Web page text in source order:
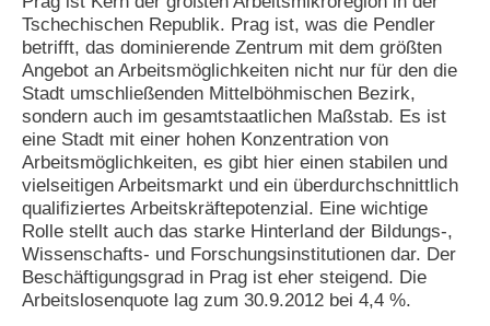
P
s
s
o
r
t
*
Tschechischen Republik. Prag ist, was die Pendler
betrifft, das dominierende Zentrum mit dem größten
Angebot an Arbeitsmöglichkeiten nicht nur für den die
Stadt umschließenden Mittelböhmischen Bezirk,
sondern auch im gesamtstaatlichen Maßstab. Es ist
eine Stadt mit einer hohen Konzentration von
Arbeitsmöglichkeiten, es gibt hier einen stabilen und
vielseitigen Arbeitsmarkt und ein überdurchschnittlich
qualifiziertes Arbeitskräftepotenzial. Eine wichtige
Rolle stellt auch das starke Hinterland der Bildungs-,
Wissenschafts- und Forschungsinstitutionen dar. Der
Beschäftigungsgrad in Prag ist eher steigend. Die
Arbeitslosenquote lag zum 30.9.2012 bei 4,4 %.